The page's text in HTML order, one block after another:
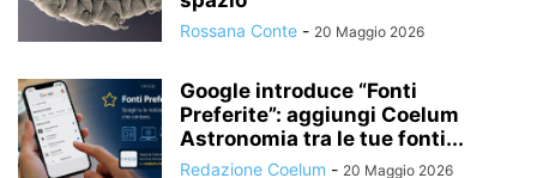
Rossana Conte - 20 Maggio 2026
Google introduce “Fonti
Preferite”: aggiungi Coelum
Astronomia tra le tue fonti...
Redazione Coelum - 20 Maggio 2026